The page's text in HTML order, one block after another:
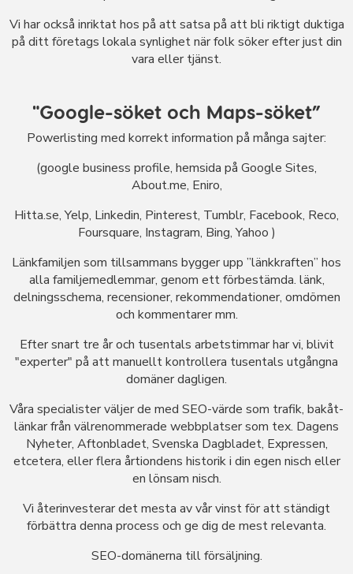
Vi har också inriktat hos på att satsa på att bli riktigt duktiga
på ditt företags lokala synlighet när folk söker efter just din
vara eller tjänst.
"Google-söket och Maps-söket”
Powerlisting med korrekt information på många sajter:
(google business profile, hemsida på Google Sites,
About.me, Eniro,
Hitta.se, Yelp, Linkedin, Pinterest, Tumblr, Facebook, Reco,
Foursquare, Instagram, Bing, Yahoo )
Länkfamiljen som tillsammans bygger upp ”länkkraften” hos
alla familjemedlemmar, genom ett förbestämda. länk,
delningsschema, recensioner, rekommendationer, omdömen
och kommentarer mm.
Efter snart tre år och tusentals arbetstimmar har vi, blivit
"experter" på att manuellt kontrollera tusentals utgångna
domäner dagligen.
Våra specialister väljer de med SEO-värde som trafik, bakåt-
länkar från välrenommerade webbplatser som tex. Dagens
Nyheter, Aftonbladet, Svenska Dagbladet, Expressen,
etcetera, eller flera årtiondens historik i din egen nisch eller
en lönsam nisch.
Vi återinvesterar det mesta av vår vinst för att ständigt
förbättra denna process och ge dig de mest relevanta.
SEO-domänerna till försäljning.